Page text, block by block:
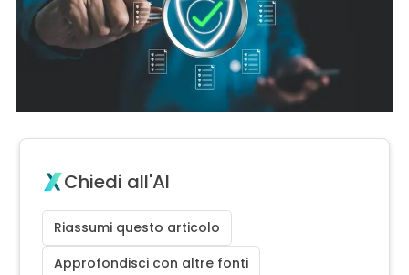
Chiedi all'AI
Riassumi questo articolo
Approfondisci con altre fonti